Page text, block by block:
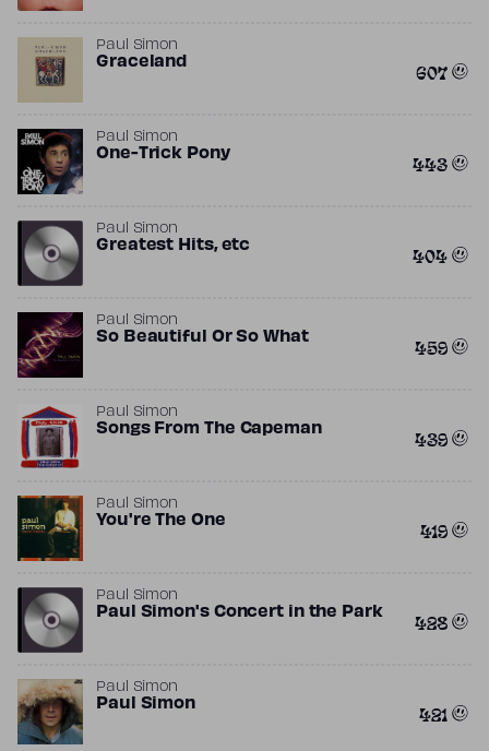
Paul Simon
Graceland 607
Paul Simon
One-Trick Pony 443
Paul Simon
Greatest Hits, etc 404
Paul Simon
So Beautiful Or So What 459
Paul Simon
Songs From The Capeman 439
Paul Simon
You're The One 419
Paul Simon
Paul Simon's Concert in the Park 428
Paul Simon
Paul Simon 421